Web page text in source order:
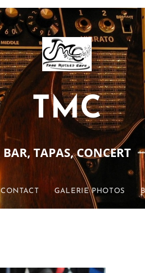
TMC
BAR, TAPAS, CONCERT
CONTACT GALERIE PHOTOS